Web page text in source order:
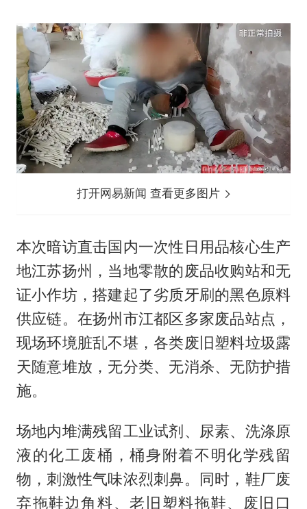
打开网易新闻 查看更多图片
本次暗访直击国内一次性日用品核心生产
地江苏扬州，当地零散的废品收购站和无
证小作坊，搭建起了劣质牙刷的黑色原料
供应链。在扬州市江都区多家废品站点，
现场环境脏乱不堪，各类废旧塑料垃圾露
天随意堆放，无分类、无消杀、无防护措
施。
场地内堆满残留工业试剂、尿素、洗涤原
液的化工废桶，桶身附着不明化学残留
物，刺激性气味浓烈刺鼻。同时，鞋厂废
弃拖鞋边角料、老旧塑料拖鞋、废旧口